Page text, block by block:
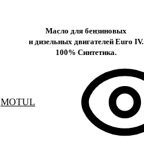
Масло для бензиновых
и дизельных двигателей Euro IV.
100% Синтетика.
MOTUL